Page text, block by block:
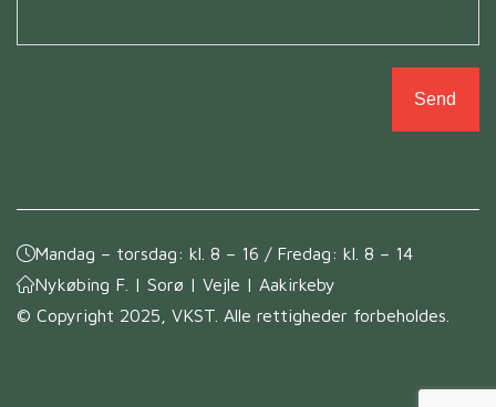
Mandag – torsdag: kl. 8 – 16 / Fredag: kl. 8 – 14
Nykøbing F. | Sorø | Vejle | Aakirkeby
© Copyright 2025, VKST. Alle rettigheder forbeholdes.